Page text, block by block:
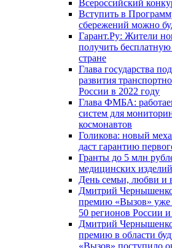
Всероссийский
Вступить в
сбережений можно
Гарант.Ру: Жители
получить
стране
Глава государства
развития
России в 2022 году
Глава ФМБА:
систем для
космонавтов
Голикова: новый
даст гарантию
Гранты до 5 млн
медицинских изделий
День семьи, любви и
Дмитрий
премию «Вызов» уже
50 регионов России
Дмитрий
премию в области
«Вызов» поступило